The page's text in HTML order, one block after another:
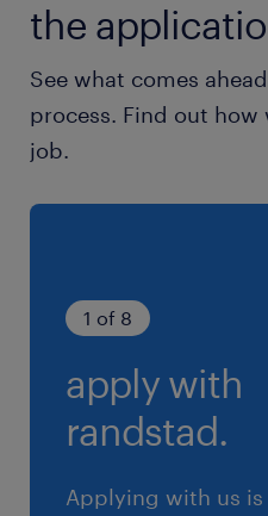
土日祝日
土日祝日休み（完全週
お盆、年末年始の長期休
※休憩内訳/10:30～
15:00～15:15）
基本残業なし＊
the
See what comes
process. Find out
job.
1 of 8
apply with
randstad.
Applying with us is